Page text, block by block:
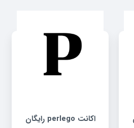
اکانت perlego رایگان